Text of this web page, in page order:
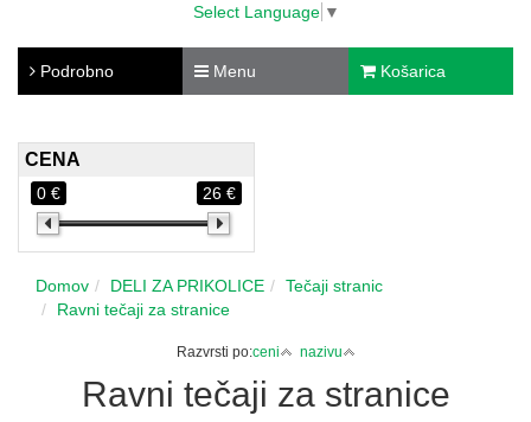
Select Language ▼
Podrobno Menu Košarica
CENA
0 € 26 €
Domov DELI ZA PRIKOLICE
Tečaji stranic
Ravni tečaji za stranice
Razvrsti po:ceni nazivu
Ravni tečaji za stranice